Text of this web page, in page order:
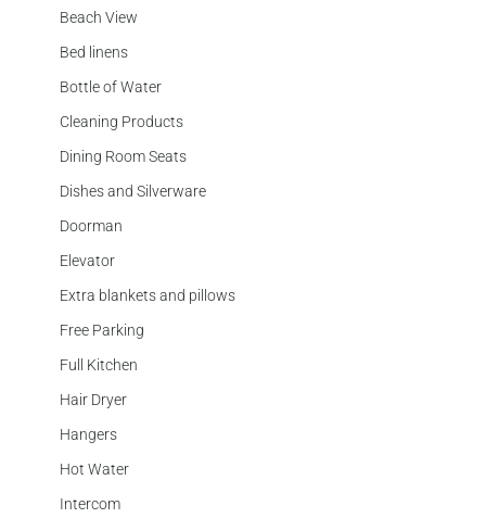
Beach View
Bed linens
Bottle of Water
Cleaning Products
Dining Room Seats
Dishes and Silverware
Doorman
Elevator
Extra blankets and pillows
Free Parking
Full Kitchen
Hair Dryer
Hangers
Hot Water
Intercom